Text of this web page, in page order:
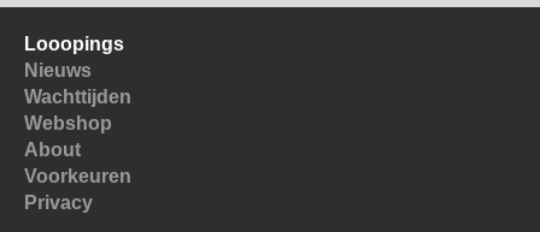
Looopings
Nieuws
Wachttijden
Webshop
About
Voorkeuren
Privacy